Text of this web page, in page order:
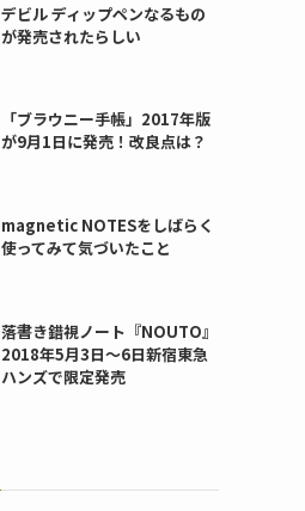
デビル ディップペンなるもの
が発売されたらしい
「ブラウニー手帳」2017年版
が9月1日に発売！改良点は？
magnetic NOTESをしばらく
使ってみて気づいたこと
落書き錯視ノート『NOUTO』
2018年5月3日〜6日新宿東急
ハンズで限定発売